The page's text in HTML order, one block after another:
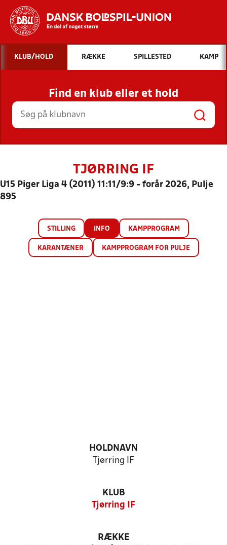
Hvad vil du søge efter?
INDHOLD OG NYHEDER
STILLINGER, RESULTATER, KLUBBER OG
HOLD
KLUB/HOLD RÆKKE SPILLESTED KAMP
Find en klub eller et hold
TJØRRING IF
U15 Piger Liga 4 (2011) 11:11/9:9 - forår 2026, Pulje
895
STILLING INFO KAMPPROGRAM
KARANTÆNER KAMPPROGRAM FOR PULJE
HOLDNAVN
Tjørring IF
KLUB
Tjørring IF
RÆKKE